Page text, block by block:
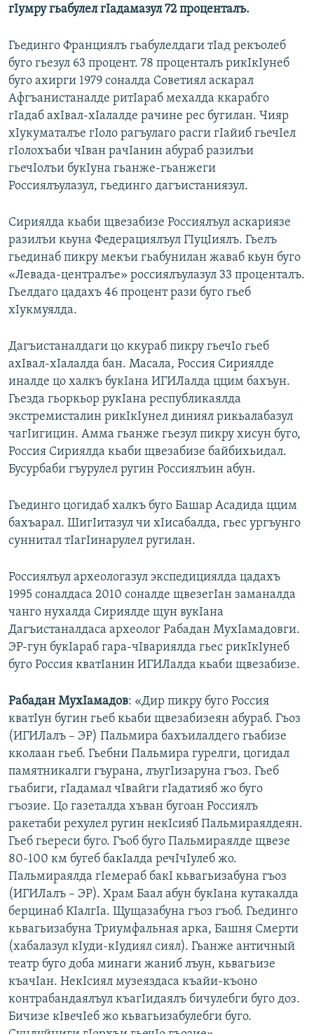
гIумру гьабулел гIадамазул 72 проценталъ.
Гьединго Франциялъ гьабулелдаги тIад рекъолеб
буго гьезул 63 процент. 78 проценталъ рикIкIунеб
буго ахирги 1979 соналда Советиял аскарал
Афгъанистаналде ритIараб мехалда ккарабго
гIадаб ахIвал-хIалалде рачине рес бугилан. Чияр
хIукуматалъе гIоло рагъулаго расги гIайиб гьечIел
гIолохъаби чIван рачIанин абураб разилъи
гьечIолъи букIуна гьанже-гьанжеги
Россиялъулазул, гьединго дагъистаниязул.
Сириялда кьаби щвезабизе Россиялъул аскариязе
разилъи кьуна Федерациялъул ГIуцIиялъ. Гьелъ
гьединаб пикру мекъи гьабунилан жаваб кьун буго
«Левада-централъе» россиялъулазул 33 проценталъ.
Гьелдаго цадахъ 46 процент рази буго гьеб
хIукмуялда.
Дагъистаналдаги цо ккураб пикру гьечIо гьеб
ахIвал-хIалалда бан. Масала, Россия Сириялде
иналде цо халкъ букIана ИГИЛалда ццим бахъун.
Гьезда гьоркьор рукIана республикаялда
экстремисталин рикIкIунел диниял рикьалабазул
чагIигицин. Амма гьанже гьезул пикру хисун буго,
Россия Сириялда кьаби щвезабизе байбихьидал.
Бусурбаби гъурулел ругин Россиялъин абун.
Гьединго цогидаб халкъ буго Башар Асадида ццим
бахъарал. ШигIитазул чи хIисабалда, гьес ургъунго
суннитал тIагIинарулел ругилан.
Россиялъул археологазул экспедициялда цадахъ
1995 соналдаса 2010 соналде щвезегIан заманалда
чанго нухалда Сириялде щун вукIана
Дагъистаналдаса археолог Рабадан МухIамадовги.
ЭР-гун букIараб гара-чIвариялда гьес рикIкIунеб
буго Россия кватIанин ИГИЛалда кьаби щвезабизе.
Рабадан МухIамадов: «Дир пикру буго Россия
кватIун бугин гьеб кьаби щвезабизеян абураб. Гъоз
(ИГИЛалъ – ЭР) Пальмира бахъилалдего гьабизе
кколаан гьеб. Гьебни Пальмира гурелги, цогидал
памятникалги гъурана, лъугIизаруна гъоз. Гьеб
гьабиги, гIадамал чIвайги гIадатияб жо буго
гъозие. Цо газеталда хъван бугоан Россиялъ
ракетаби рехулел ругин некIсияб Пальмираялдеян.
Гьеб гьереси буго. Гъоб буго Пальмираялде щвезе
80-100 км бугеб бакIалда речIчIулеб жо.
Пальмираялда гIемераб бакI кьвагьизабуна гъоз
(ИГИЛалъ – ЭР). Храм Баал абун букIана кутакалда
берцинаб КIалгIа. Щущазабуна гъоз гъоб. Гьединго
кьвагьизабуна Триумфальная арка, Башня Смерти
(хабалазул кIуди-кIудиял сиял). Гьанже античный
театр буго доба минаги жаниб лъун, кьвагьизе
къачIан. НекIсиял музеяздаса къайи-къоно
контрабандаялъул къагIидаялъ бичулебги буго доз.
Бичизе кIвечIеб жо кьвагьизабулебги буго.